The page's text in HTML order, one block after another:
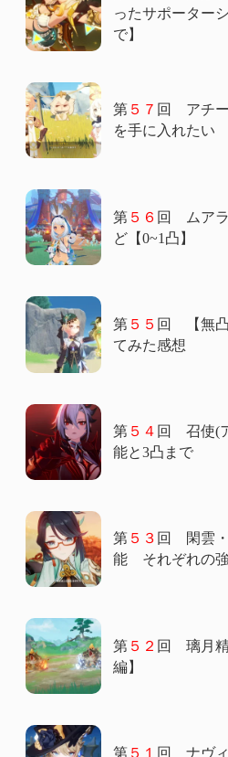
ったサポーター
で】
第５７ 回 アチー
を手に入れたい
第５６ 回 ムアラ
ど【0~1凸】
第５５ 回 【無凸
てみた感想
第５４ 回 召使(
能と3凸まで
第５３ 回 閑雲・
能 それぞれの
第５２ 回 璃月精
編】
第５１ 回 ナヴィ